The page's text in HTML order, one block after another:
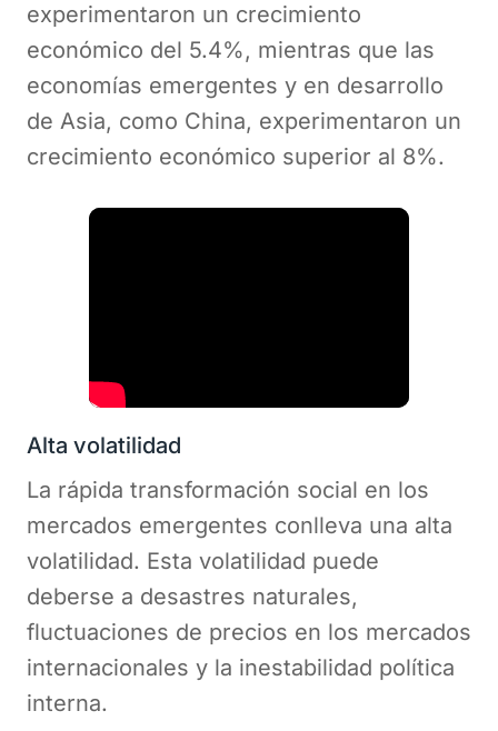
experimentaron un crecimiento
económico del 5.4%, mientras que las
economías emergentes y en desarrollo
de Asia, como China, experimentaron un
crecimiento económico superior al 8%.
Alta volatilidad
La rápida transformación social en los
mercados emergentes conlleva una alta
volatilidad. Esta volatilidad puede
deberse a desastres naturales,
fluctuaciones de precios en los mercados
internacionales y la inestabilidad política
interna.